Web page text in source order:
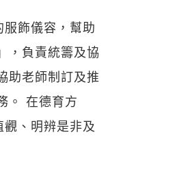
飾儀容，幫助
，負責統籌及協
助老師制訂及推
。 在德育方
、明辨是非及